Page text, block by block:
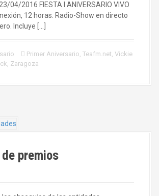
04/2016 FIESTA I ANIVERSARIO VIVO
12 horas. Radio-Show en directo
Incluye […]
Primer Aniversario, Teafm.net, Vickie
, Zaragoza
de premios